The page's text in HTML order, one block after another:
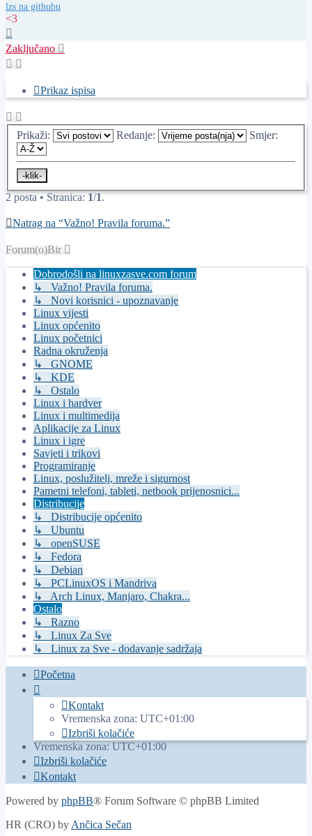
lzs na githubu
<3
Zaključano
Prikaz ispisa
Prikaži: Redanje: Smjer:
2 posta • Stranica:1/1.
Natrag na “Važno! Pravila foruma.”
Forum(o)Bir
Dobrodošli na linuxzasve.com forum
↳ Važno! Pravila foruma.
↳ Novi korisnici - upoznavanje
Linux vijesti
Linux općenito
Linux početnici
Radna okruženja
↳ GNOME
↳ KDE
↳ Ostalo
Linux i hardver
Linux i multimedija
Aplikacije za Linux
Linux i igre
Savjeti i trikovi
Programiranje
Linux, poslužitelj, mreže i sigurnost
Pametni telefoni, tableti, netbook prijenosnici...
Distribucije
↳ Distribucije općenito
↳ Ubuntu
↳ openSUSE
↳ Fedora
↳ Debian
↳ PCLinuxOS i Mandriva
↳ Arch Linux, Manjaro, Chakra...
Ostalo
↳ Razno
↳ Linux Za Sve
↳ Linux za Sve - dodavanje sadržaja
Početna
Kontakt
Vremenska zona: UTC+01:00
Izbriši kolačiće
Vremenska zona:UTC+01:00
Izbriši kolačiće
Kontakt
Powered by phpBB® Forum Software © phpBB Limited
HR (CRO) by Ančica Sečan